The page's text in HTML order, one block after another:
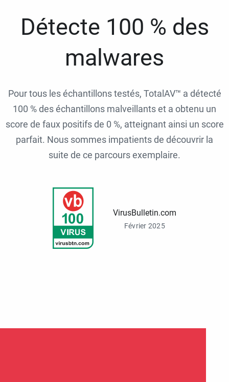
Détecte 100 % des
malwares
Pour tous les échantillons testés, TotalAV™ a détecté
100 % des échantillons malveillants et a obtenu un
score de faux positifs de 0 %, atteignant ainsi un score
parfait. Nous sommes impatients de découvrir la
suite de ce parcours exemplaire.
VirusBulletin.com
Février 2025